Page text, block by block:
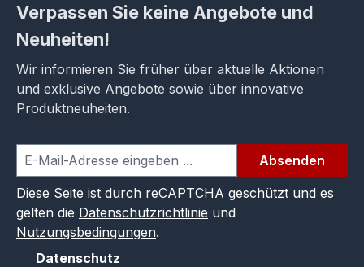
Verpassen Sie keine Angebote und
Neuheiten!
Wir informieren Sie früher über aktuelle Aktionen
und exklusive Angebote sowie über innovative
Produktneuheiten.
Absenden
Diese Seite ist durch reCAPTCHA geschützt und es
gelten die Datenschutzrichtlinie und
Nutzungsbedingungen.
Datenschutz